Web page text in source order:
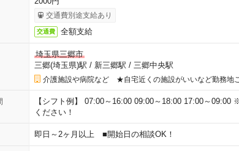
交通費別途支給あり
交通費 全額支給
埼玉県三郷市
三郷(埼玉県)駅 / 新三郷駅 / 三郷中央駅
介護施設や病院など ★自宅近くの施設がいいなど勤務地
【シフト例】 07:00～16:00 09:00～18:00 17:00～
ください！
即日～2ヶ月以上 ■開始日の相談OK！